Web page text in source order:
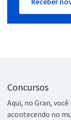
Concursos
Aqui, no Gran,
acontecendo no